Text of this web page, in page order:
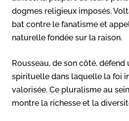
dogmes religieux imposés.
bat contre le fanatisme et
naturelle fondée sur la raison.
Rousseau, de son côté, défend
spirituelle dans laquelle la foi
valorisée. Ce pluralisme au
montre la richesse et la